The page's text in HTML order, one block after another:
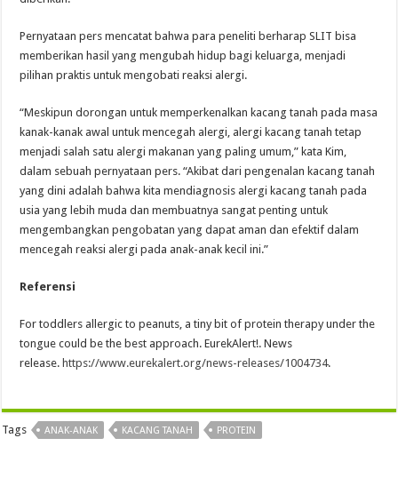
Pernyataan pers mencatat bahwa para peneliti berharap SLIT bisa
memberikan hasil yang mengubah hidup bagi keluarga, menjadi
pilihan praktis untuk mengobati reaksi alergi.
“Meskipun dorongan untuk memperkenalkan kacang tanah pada masa
kanak-kanak awal untuk mencegah alergi, alergi kacang tanah tetap
menjadi salah satu alergi makanan yang paling umum,” kata Kim,
dalam sebuah pernyataan pers. “Akibat dari pengenalan kacang tanah
yang dini adalah bahwa kita mendiagnosis alergi kacang tanah pada
usia yang lebih muda dan membuatnya sangat penting untuk
mengembangkan pengobatan yang dapat aman dan efektif dalam
mencegah reaksi alergi pada anak-anak kecil ini.”
Referensi
For toddlers allergic to peanuts, a tiny bit of protein therapy under the
tongue could be the best approach. EurekAlert!. News
release.https://www.eurekalert.org/news-releases/1004734.
Tags ANAK-ANAK KACANG TANAH PROTEIN